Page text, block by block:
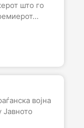
што го
војна